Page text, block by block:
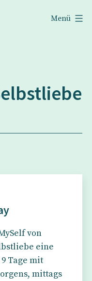
Menü
von
eine
Tage mit
mittags